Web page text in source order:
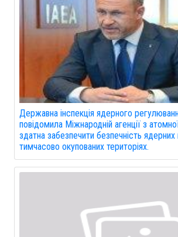
Державна інспекція ядерного
повідомила Міжнародній агенції з
здатна забезпечити безпечність ядерних
тимчасово окупованих територіях.